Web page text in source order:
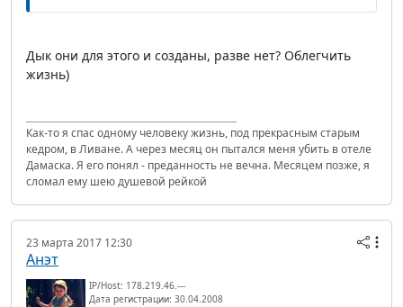
Дык они для этого и созданы, разве нет? Облегчить
жизнь)
Как-то я спас одному человеку жизнь, под прекрасным старым
кедром, в Ливане. А через месяц он пытался меня убить в отеле
Дамаска. Я его понял - преданность не вечна. Месяцем позже, я
сломал ему шею душевой рейкой
23 марта 2017 12:30
Анэт
IP/Host: 178.219.46.---
Дата регистрации: 30.04.2008